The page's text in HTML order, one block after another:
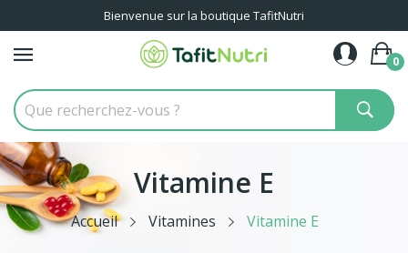
Bienvenue sur la boutique TafitNutri
0
Vitamine E
Accueil Vitamines Vitamine E